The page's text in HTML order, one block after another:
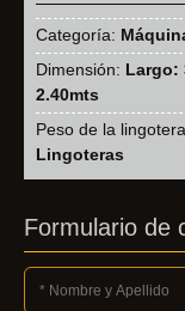
Categoría:
Dimensión: Largo:
2.40mts
Peso de la
Lingoteras
Formulario de